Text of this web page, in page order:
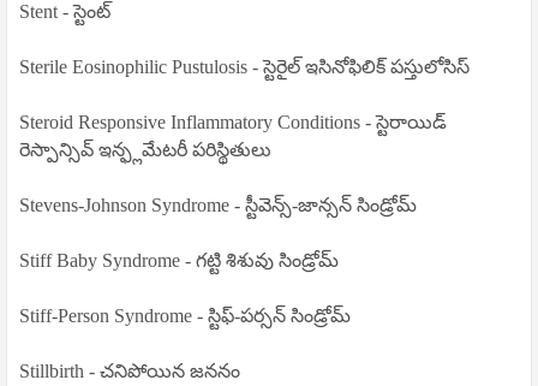
Stent - స్టెంట్
Sterile Eosinophilic Pustulosis - స్టెరైల్ ఇసినోఫిలిక్ పస్తులోసిస్
Steroid Responsive Inflammatory Conditions - స్టెరాయిడ్
రెస్పాన్సివ్ ఇన్ఫ్లమేటరీ పరిస్థితులు
Stevens-Johnson Syndrome - స్టీవెన్స్-జాన్సన్ సిండ్రోమ్
Stiff Baby Syndrome - గట్టి శిశువు సిండ్రోమ్
Stiff-Person Syndrome - స్టిఫ్-పర్సన్ సిండ్రోమ్
Stillbirth - చనిపోయిన జననం